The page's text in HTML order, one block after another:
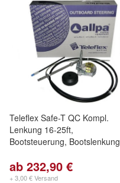
Teleflex Safe-T QC Kompl.
Lenkung 16-25ft,
Bootsteuerung, Bootslenkung
ab 232,90 €
+ 3,00 € Versand